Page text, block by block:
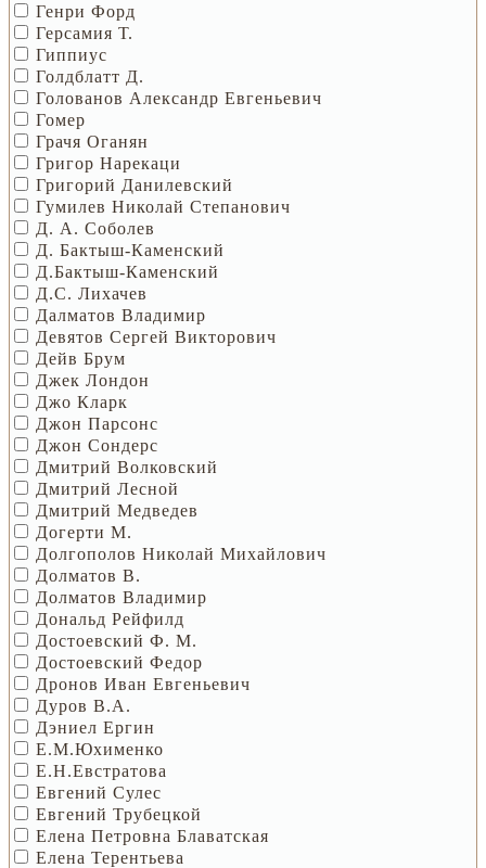
Генри Форд
Герсамия Т.
Гиппиус
Голдблатт Д.
Голованов Александр Евгеньевич
Гомер
Грачя Оганян
Григор Нарекаци
Григорий Данилевский
Гумилев Николай Степанович
Д. А. Соболев
Д. Бактыш-Каменский
Д.Бактыш-Каменский
Д.С. Лихачев
Далматов Владимир
Девятов Сергей Викторович
Дейв Брум
Джек Лондон
Джо Кларк
Джон Парсонс
Джон Сондерс
Дмитрий Волковский
Дмитрий Лесной
Дмитрий Медведев
Догерти М.
Долгополов Николай Михайлович
Долматов В.
Долматов Владимир
Дональд Рейфилд
Достоевский Ф. М.
Достоевский Федор
Дронов Иван Евгеньевич
Дуров В.А.
Дэниел Ергин
Е.М.Юхименко
Е.Н.Евстратова
Евгений Сулес
Евгений Трубецкой
Елена Петровна Блаватская
Елена Терентьева